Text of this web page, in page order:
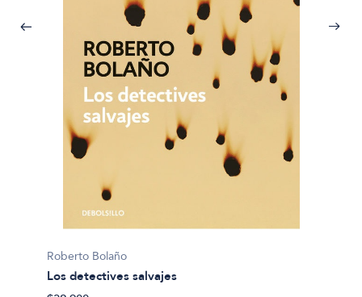
Roberto Bolaño
Los detectives salvajes